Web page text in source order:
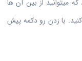
میتوانید از بین آن ها
با زدن رو دکمه پیش